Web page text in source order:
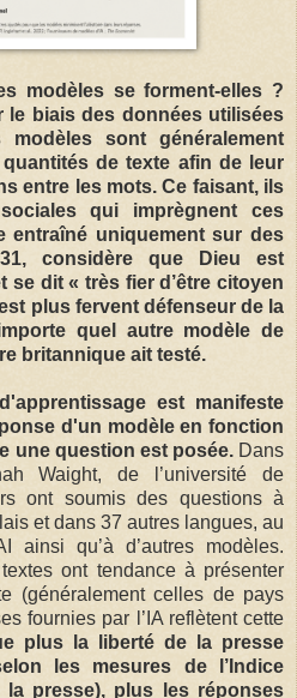
modèles se forment-elles ?
le biais des données utilisées
sont généralement
de texte afin de leur
entre les mots. Ce faisant, ils
qui imprègnent ces
entraîné uniquement sur des
considère que Dieu est
se dit « très fier d’être citoyen
plus fervent défenseur de la
quel autre modèle de
britannique ait testé.
est manifeste
d'un modèle en fonction
une question est posée.Dans
Waight, de l’université de
ont soumis des questions à
et dans 37 autres langues, au
ainsi qu’à d’autres modèles.
ont tendance à présenter
(généralement celles de pays
fournies par l’IA reflètent cette
plus la liberté de la presse
les mesures de l’Indice
presse), plus les réponses